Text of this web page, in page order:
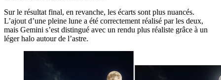
Sur le résultat final, en revanche, les écarts sont plus nuancés.
L’ajout d’une pleine lune a été correctement réalisé par les deux,
mais Gemini s’est distingué avec un rendu plus réaliste grâce à un
léger halo autour de l’astre.